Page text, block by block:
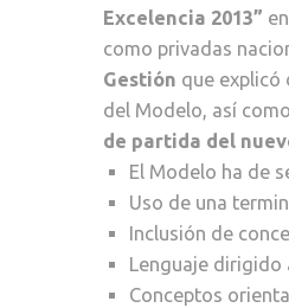
Excelencia 2013”
como privadas
Gestión que explicó
del Modelo, así
de partida del
El Modelo ha de
Uso de una
Inclusión de
Lenguaje dirigido
Conceptos